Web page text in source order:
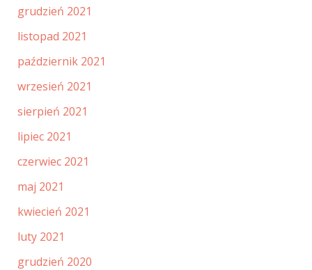
grudzień 2021
listopad 2021
październik 2021
wrzesień 2021
sierpień 2021
lipiec 2021
czerwiec 2021
maj 2021
kwiecień 2021
luty 2021
grudzień 2020